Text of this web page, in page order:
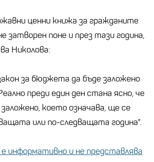
ценни книжа за гражданите
затворен поне и през тази година,
Николова:
за бюджета да бъде заложено
преди един ден стана ясно, че
което означава, ще се
или по-следващата година".
информативно и не представлява